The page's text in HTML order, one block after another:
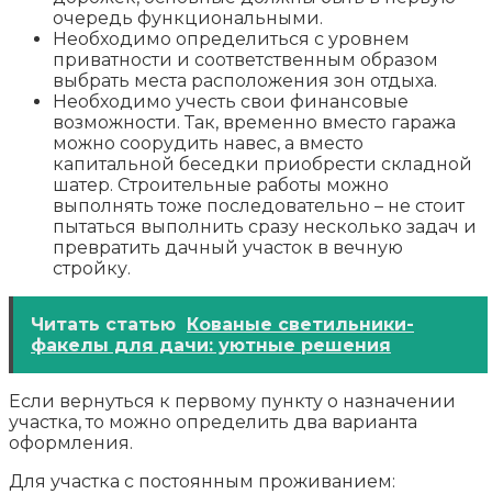
очередь функциональными.
Необходимо определиться с уровнем
приватности и соответственным образом
выбрать места расположения зон отдыха.
Необходимо учесть свои финансовые
возможности. Так, временно вместо гаража
можно соорудить навес, а вместо
капитальной беседки приобрести складной
шатер. Строительные работы можно
выполнять тоже последовательно – не стоит
пытаться выполнить сразу несколько задач и
превратить дачный участок в вечную
стройку.
Читать статью Кованые светильники-
факелы для дачи: уютные решения
Если вернуться к первому пункту о назначении
участка, то можно определить два варианта
оформления.
Для участка с постоянным проживанием: